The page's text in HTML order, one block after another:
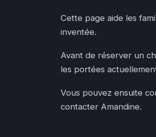
Cette page aide les
inventée.
Avant de réserver un
les portées
Vous pouvez ensuite
contacter Amandine.